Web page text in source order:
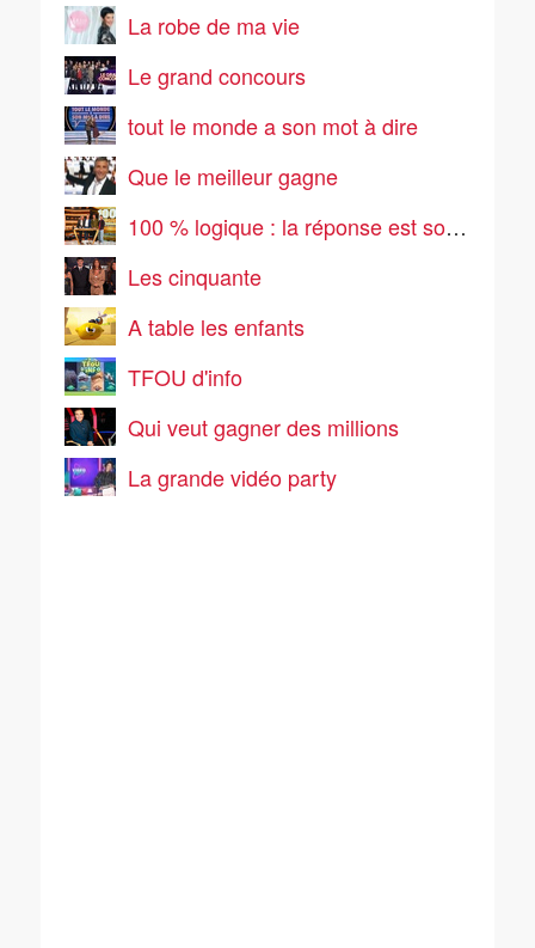
La robe de ma vie
Le grand concours
tout le monde a son mot à dire
Que le meilleur gagne
100 % logique : la réponse est sous vos yeux
Les cinquante
A table les enfants
TFOU d'info
Qui veut gagner des millions
La grande vidéo party